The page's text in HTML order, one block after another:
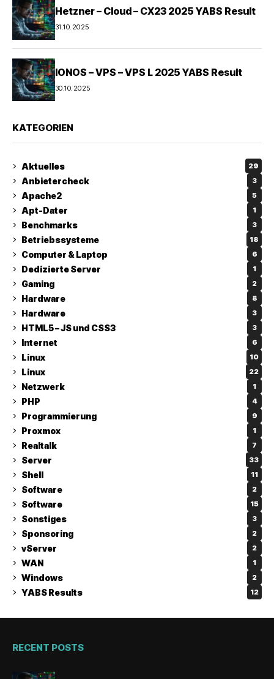
Hetzner – Cloud – CX23 2025 YABS Result
31.10.2025
IONOS – VPS – VPS L 2025 YABS Result
30.10.2025
KATEGORIEN
Aktuelles 29
Anbietercheck 3
Apache2 5
Apt-Dater 1
Benchmarks 3
Betriebssysteme 18
Computer & Laptop 6
Dedizierte Server 1
Gaming 2
Hardware 8
Hardware 3
HTML5 – JS und CSS3 3
Internet 6
Linux 10
Linux 22
Netzwerk 1
PHP 4
Programmierung 9
Proxmox 1
Realtalk 7
Server 33
Shell 11
Software 2
Software 15
Sonstiges 3
Sponsoring 2
vServer 2
WAN 1
Windows 2
YABS Results 12
RECENT POSTS